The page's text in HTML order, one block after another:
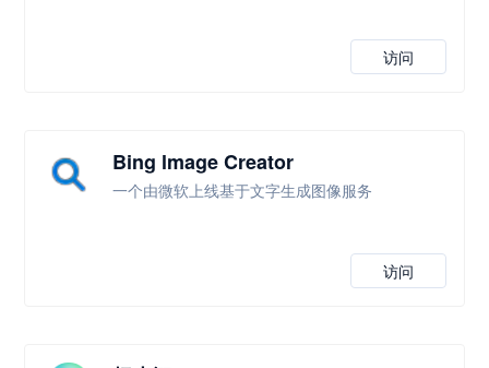
访问
Bing lmage Creator
一个由微软上线基于文字生成图像服务
访问